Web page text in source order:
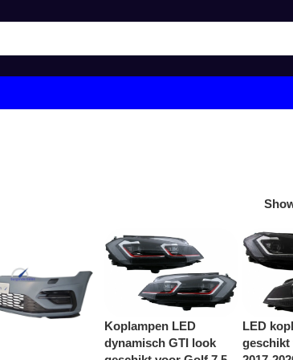
Koplampen LED
dynamisch GTI look
LED
geschikt